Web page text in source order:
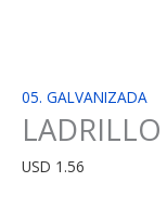
05. GALVANIZADA
USD 1.56